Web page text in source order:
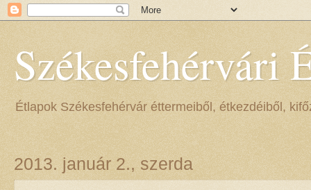
Székesfehérvári
Étlapok Székesfehérvár éttermeiből, étkezdéiből,
2013. január 2., szerda